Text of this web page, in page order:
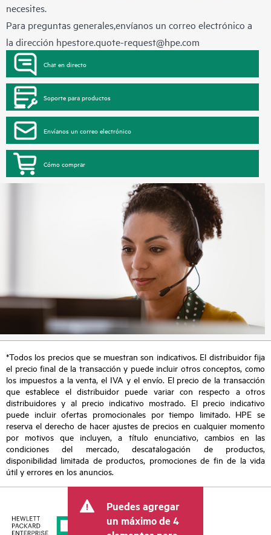
necesites.
Para preguntas generales,envíanos un correo electrónico a
la dirección hpestore.quote-request@hpe.com
Chat en directo
Soporte para productos
Envíanos un correo electrónico
Cómo comprar
*Todos los precios que se muestran son indicativos. El distribuidor fija
el precio final de la transacción y puede incluir otros conceptos, como
los impuestos a la venta, el IVA y el envío. El precio de la transacción
que establece el distribuidor puede variar con respecto a otros
distribuidores y al precio indicativo mostrado. El precio indicativo
puede incluir ofertas promocionales por tiempo limitado. HPE se
reserva el derecho de hacer ajustes de precios en cualquier momento
por motivos que incluyen, a título enunciativo, cambios en las
condiciones del mercado, descatalogación de productos,
disponibilidad limitada de productos, promociones de fin de la vida
útil y errores en los anuncios.
Puedes agregar
un máximo de 4